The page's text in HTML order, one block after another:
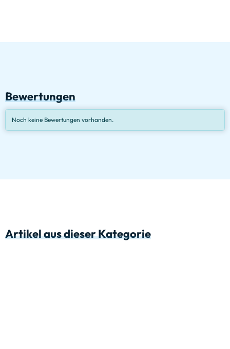
Bewertungen
Noch keine Bewertungen vorhanden.
Artikel aus dieser Kategorie